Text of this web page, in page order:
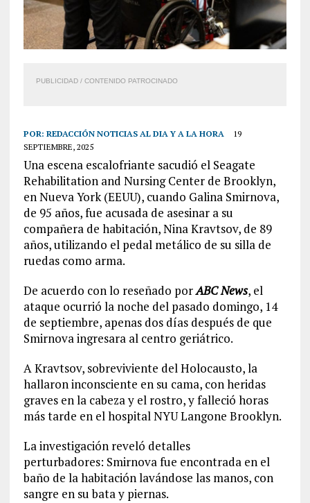
PUBLICIDAD / CONTENIDO PATROCINADO
POR: REDACCIÓN NOTICIAS AL DIA Y A LA HORA
19
SEPTIEMBRE, 2025
Una escena escalofriante sacudió el Seagate
Rehabilitation and Nursing Center de Brooklyn,
en Nueva York (EEUU), cuando Galina Smirnova,
de 95 años, fue acusada de asesinar a su
compañera de habitación, Nina Kravtsov, de 89
años, utilizando el pedal metálico de su silla de
ruedas como arma.
De acuerdo con lo reseñado porABC News, el
ataque ocurrió la noche del pasado domingo, 14
de septiembre, apenas dos días después de que
Smirnova ingresara al centro geriátrico.
A Kravtsov, sobreviviente del Holocausto, la
hallaron inconsciente en su cama, con heridas
graves en la cabeza y el rostro, y falleció horas
más tarde en el hospital NYU Langone Brooklyn.
La investigación reveló detalles
perturbadores: Smirnova fue encontrada en el
baño de la habitación lavándose las manos, con
sangre en su bata y piernas.